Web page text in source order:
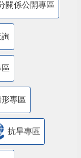
關係公開專區
專區
抗旱專區